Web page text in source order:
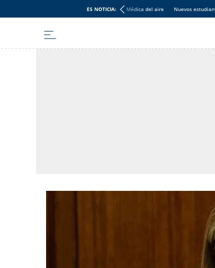
ES NOTICIA: Médica del aire Nuevos